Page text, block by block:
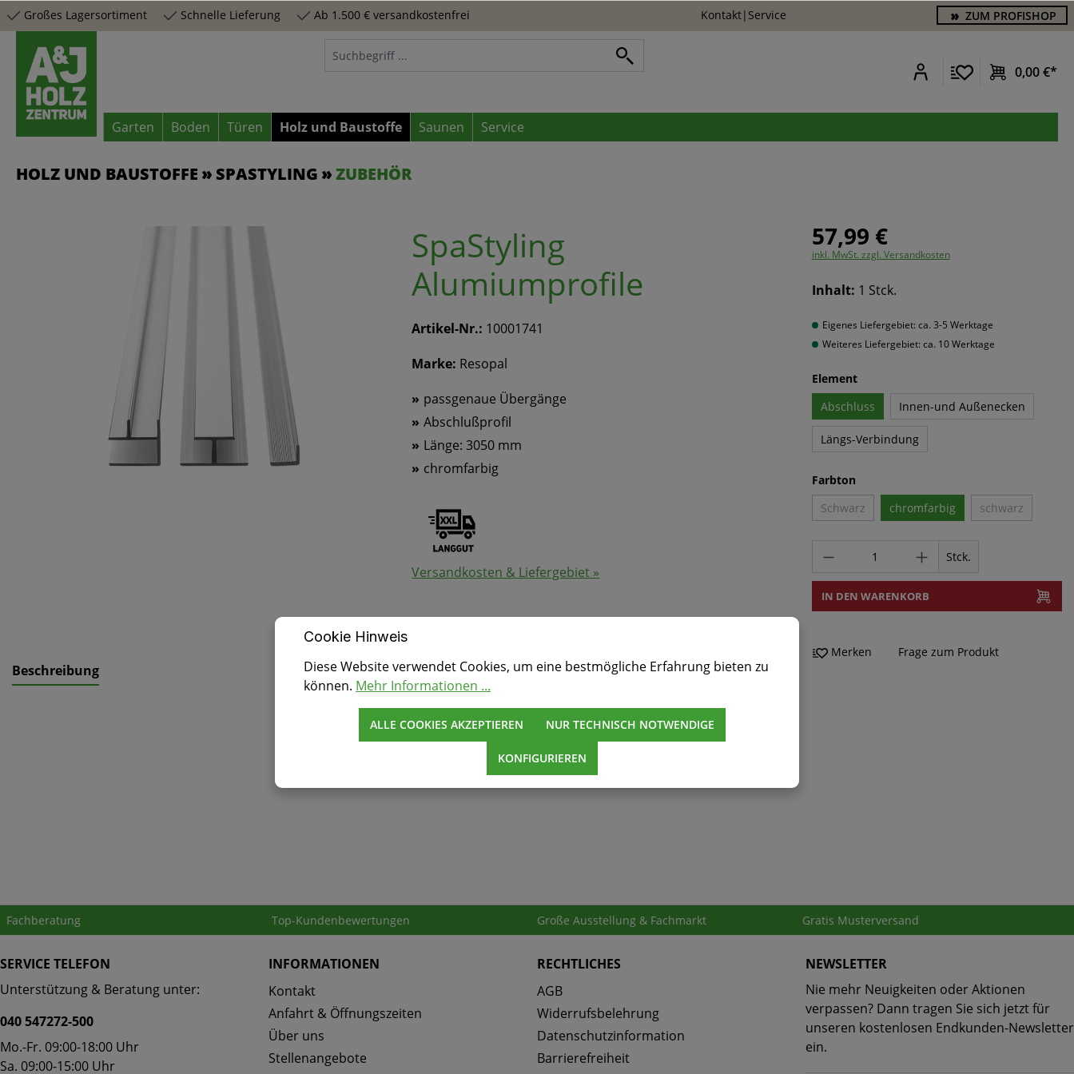
Zur Hauptnavigation springen
Großes Lagersortiment Schnelle Lieferung Ab 1.500 € versandkostenfrei Kontakt| Service ZUM PROFISHOP
0,00 €*
Garten Boden Türen Holz und Baustoffe Saunen Service
HOLZ UND BAUSTOFFE SPASTYLING ZUBEHÖR
SpaStyling
Alumiumprofile
Artikel-Nr.: 10001741
Marke: Resopal
passgenaue Übergänge
Abschlußprofil
Länge: 3050 mm
chromfarbig
Versandkosten & Liefergebiet »
57,99 €
inkl. MwSt. zzgl. Versandkosten
Inhalt: 1 Stck.
Eigenes Liefergebiet: ca. 3-5 Werktage
Weiteres Liefergebiet: ca. 10 Werktage
Element
Abschluss
Innen-und Außenecken
Längs-Verbindung
Farbton
Schwarz
chromfarbig schwarz
Stck.
IN DEN WARENKORB
Merken Frage zum Produkt
Beschreibung
Fachberatung Top-Kundenbewertungen Große Ausstellung & Fachmarkt Gratis Musterversand
SERVICE TELEFON
Unterstützung & Beratung unter:
040 547272-500
Mo.-Fr. 09:00-18:00 Uhr
Sa. 09:00-15:00 Uhr
INFORMATIONEN
Kontakt
Anfahrt & Öffnungszeiten
Über uns
Stellenangebote
RECHTLICHES
AGB
Widerrufsbelehrung
Datenschutzinformation
Barrierefreiheit
NEWSLETTER
Nie mehr Neuigkeiten oder Aktionen
verpassen? Dann tragen Sie sich jetzt für
unseren kostenlosen Endkunden-Newsletter
ein.
Cookie Hinweis
Diese Website verwendet Cookies, um eine bestmögliche Erfahrung bieten zu
können. Mehr Informationen ...
NUR TECHNISCH NOTWENDIGE
KONFIGURIEREN
ALLE COOKIES AKZEPTIEREN